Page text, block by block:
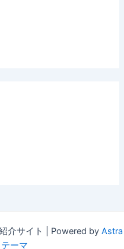
介サイト | Powered by Astra
ーマ